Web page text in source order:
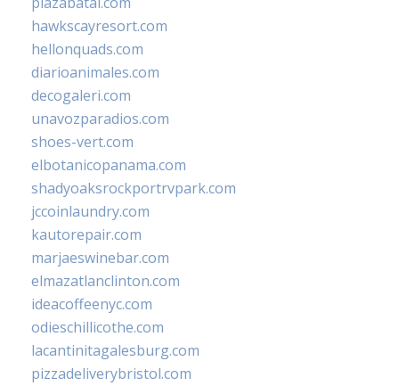
hawkscayresort.com
hellonquads.com
diarioanimales.com
decogaleri.com
unavozparadios.com
shoes-vert.com
elbotanicopanama.com
shadyoaksrockportrvpark.com
jccoinlaundry.com
kautorepair.com
marjaeswinebar.com
elmazatlanclinton.com
ideacoffeenyc.com
odieschillicothe.com
lacantinitagalesburg.com
pizzadeliverybristol.com